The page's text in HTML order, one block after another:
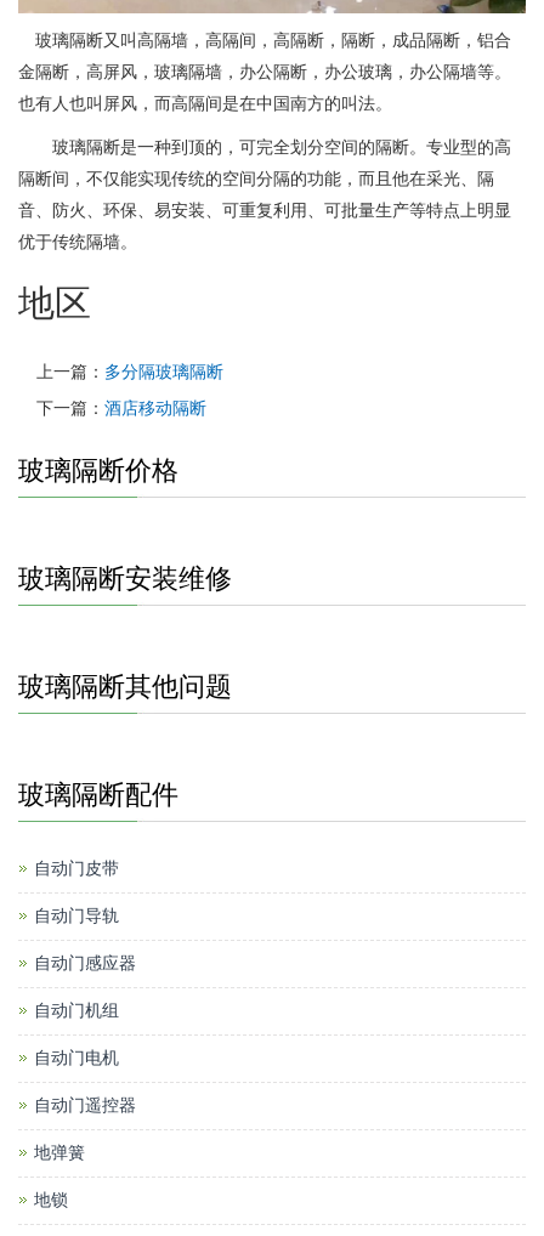
玻璃隔断又叫高隔墙，高隔间，高隔断，隔断，成品隔断，铝合
金隔断，高屏风，玻璃隔墙，办公隔断，办公玻璃，办公隔墙等。
也有人也叫屏风，而高隔间是在中国南方的叫法。
玻璃隔断是一种到顶的，可完全划分空间的隔断。专业型的高
隔断间，不仅能实现传统的空间分隔的功能，而且他在采光、隔
音、防火、环保、易安装、可重复利用、可批量生产等特点上明显
优于传统隔墙。
地区
上一篇： 多分隔玻璃隔断
下一篇： 酒店移动隔断
玻璃隔断价格
玻璃隔断安装维修
玻璃隔断其他问题
玻璃隔断配件
自动门皮带
自动门导轨
自动门感应器
自动门机组
自动门电机
自动门遥控器
地弹簧
地锁